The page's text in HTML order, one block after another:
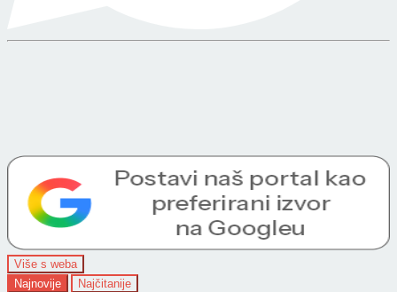
Više s weba
Najnovije
Najčitanije